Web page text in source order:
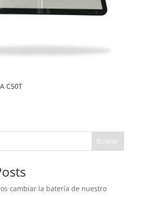
C50T
Buscar
cambiar la batería de nuestro